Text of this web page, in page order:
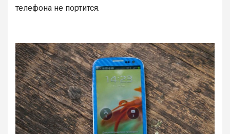
телефона не портится.